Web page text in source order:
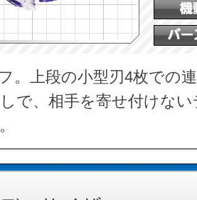
。上段の小型刃4枚での
で、相手を寄せ付けな